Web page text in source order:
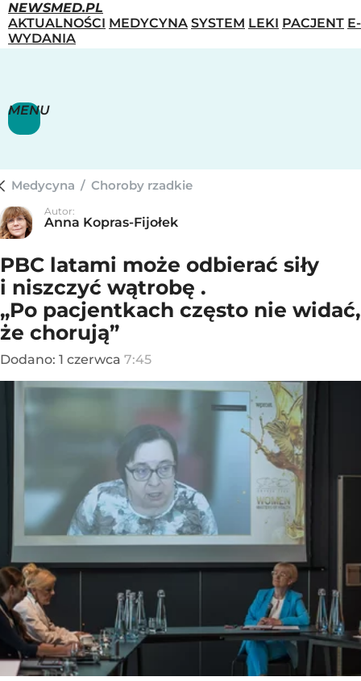
NEWSMED.PL
AKTUALNOŚCI MEDYCYNA SYSTEM LEKI PACJENT E-
WYDANIA
MENU
Medycyna / Choroby rzadkie
Autor:
Anna Kopras-Fijołek
PBC latami może odbierać siły
i niszczyć wątrobę .
„Po pacjentkach często nie widać,
że chorują”
Dodano: 1 czerwca 7:45